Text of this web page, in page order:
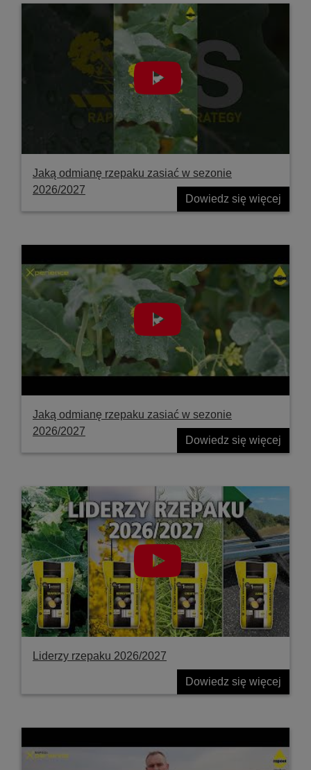
Jaką odmianę rzepaku zasiać w sezonie
2026/2027
Dowiedz się więcej
Jaką odmianę rzepaku zasiać w sezonie
2026/2027
Dowiedz się więcej
Liderzy rzepaku 2026/2027
Dowiedz się więcej